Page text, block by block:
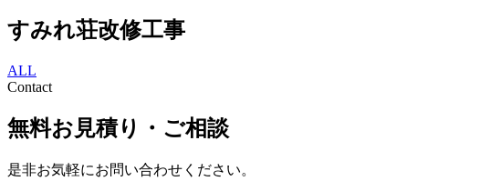
すみれ荘改修工事
ALL
Contact
無料お見積り・ご相談
是非お気軽にお問い合わせください。